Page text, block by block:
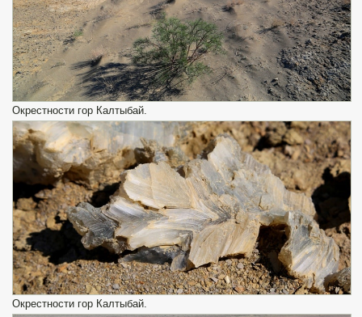
Окрестности гор Калтыбай.
Окрестности гор Калтыбай.